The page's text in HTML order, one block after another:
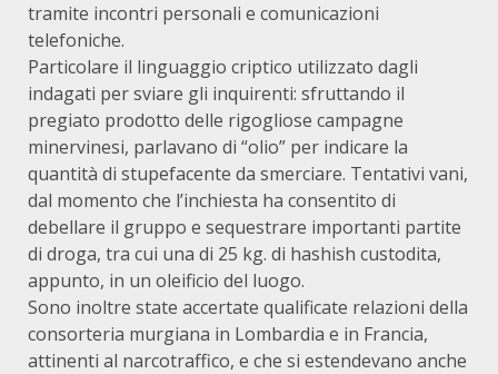
tramite incontri personali e comunicazioni
telefoniche.
Particolare il linguaggio criptico utilizzato dagli
indagati per sviare gli inquirenti: sfruttando il
pregiato prodotto delle rigogliose campagne
minervinesi, parlavano di “olio” per indicare la
quantità di stupefacente da smerciare. Tentativi vani,
dal momento che l’inchiesta ha consentito di
debellare il gruppo e sequestrare importanti partite
di droga, tra cui una di 25 kg. di hashish custodita,
appunto, in un oleificio del luogo.
Sono inoltre state accertate qualificate relazioni della
consorteria murgiana in Lombardia e in Francia,
attinenti al narcotraffico, e che si estendevano anche